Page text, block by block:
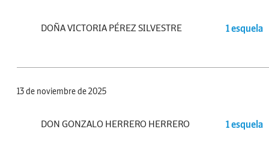
DOÑA VICTORIA PÉREZ SILVESTRE 1 esquela
13 de noviembre de 2025
DON GONZALO HERRERO HERRERO 1 esquela